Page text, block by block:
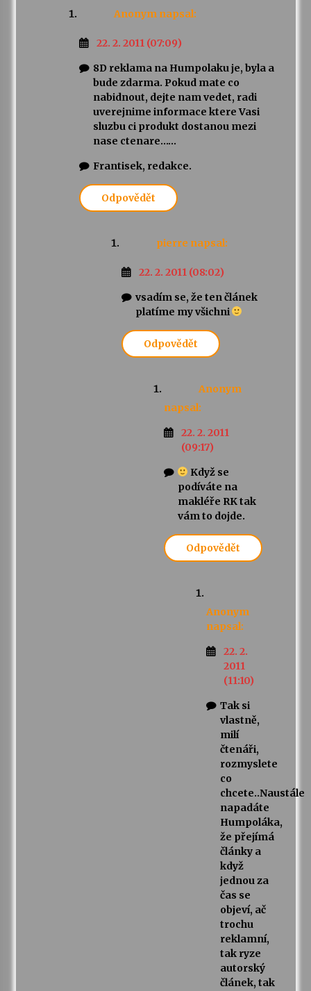
Anonym napsal:
22. 2. 2011 (07:09)
8D reklama na Humpolaku je, byla a
bude zdarma. Pokud mate co
nabidnout, dejte nam vedet, radi
uverejnime informace ktere Vasi
sluzbu ci produkt dostanou mezi
nase ctenare……
Frantisek, redakce.
Odpovědět
pierre napsal:
22. 2. 2011 (08:02)
vsadím se, že ten článek
platíme my všichni
Odpovědět
Anonym
napsal:
22. 2. 2011
(09:17)
Když se
podíváte na
makléře RK tak
vám to dojde.
Odpovědět
Anonym
napsal:
22. 2.
2011
(11:10)
Tak si
vlastně,
milí
čtenáři,
rozmyslete
co
chcete..Naustále
napadáte
Humpoláka,
že přejímá
články a
když
jednou za
čas se
objeví, ač
trochu
reklamní,
tak ryze
autorský
článek, tak